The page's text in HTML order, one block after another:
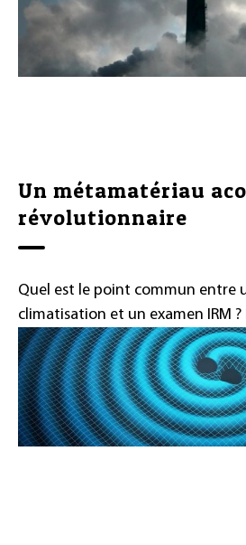
Un métamatériau
révolutionnaire
Quel est le point commun entre
climatisation et un examen IRM ?